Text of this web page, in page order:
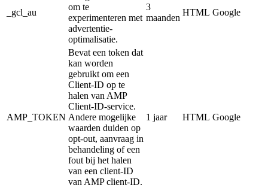
_gcl_au
om te
experimenteren met
advertentie-
optimalisatie.
3
maanden
HTML Google
AMP_TOKEN
Bevat een token dat
kan worden
gebruikt om een
Client-ID op te
halen van AMP
Client-ID-service.
Andere mogelijke
waarden duiden op
opt-out, aanvraag in
behandeling of een
fout bij het halen
van een client-ID
van AMP client-ID.
1 jaar HTML Google